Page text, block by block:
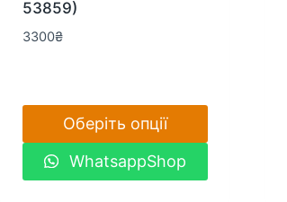
53859)
3300₴
Оберіть опції
Цей
товар
WhatsappShop